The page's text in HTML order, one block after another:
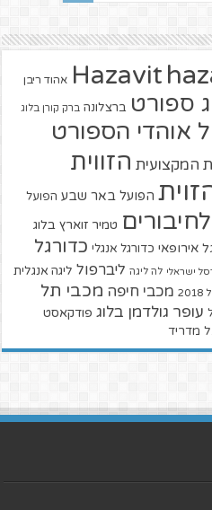
Hazavit אהוד ריבן
ספורט ברצלונה ברק קורן בלוג
אוהדי הספורט
המקצועית הזווית
הפועל באר שבע הפועל
לחיבורים טמיר זוארץ בלוג
אירופאי כדורגל אנגלי כדורגל
ישראלי לה ליגה ליברפול ליגה אנגלית
מכבי חיפה מכבי תל
עופר גולדמן בלוג פודקאסט
מדריד